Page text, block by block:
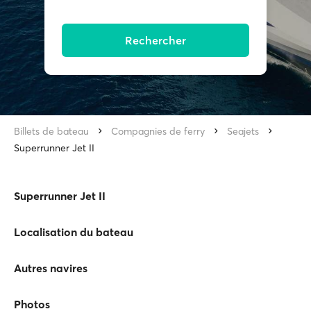
Rechercher
Billets de bateau Compagnies de ferry
Seajets
Superrunner Jet II
Superrunner Jet II
Localisation du bateau
Autres navires
Photos